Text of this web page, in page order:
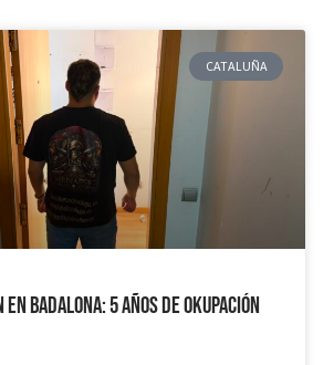
CATALUÑA
en Badalona: 5 años de Okupación